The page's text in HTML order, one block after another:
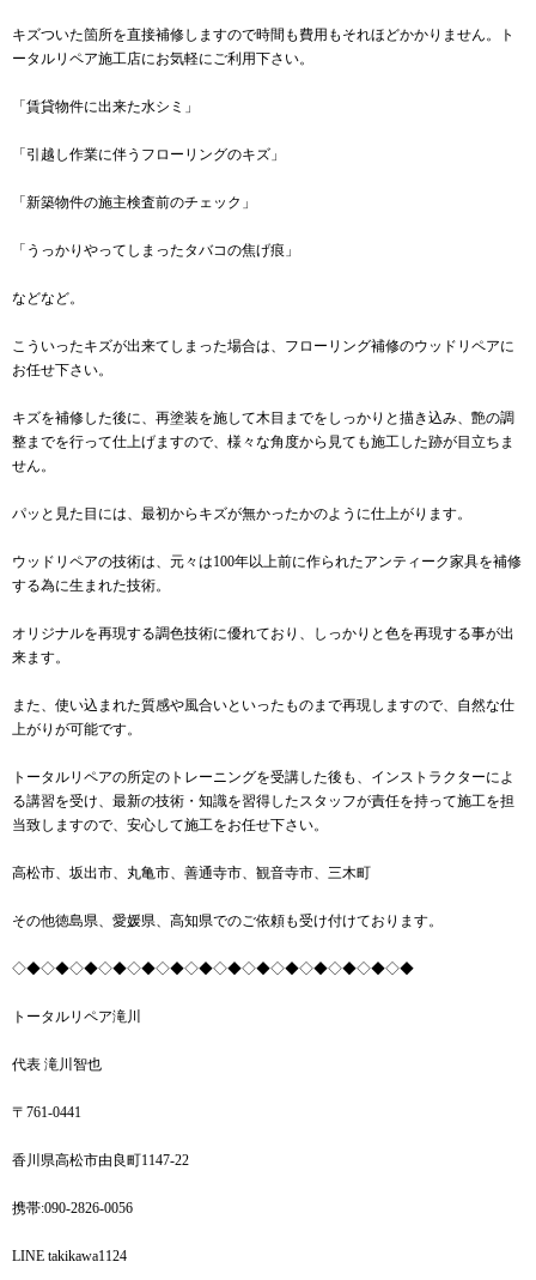
キズついた箇所を直接補修しますので時間も費用もそれほどかかりません。ト
ータルリペア施工店にお気軽にご利用下さい。
「賃貸物件に出来た水シミ」
「引越し作業に伴うフローリングのキズ」
「新築物件の施主検査前のチェック」
「うっかりやってしまったタバコの焦げ痕」
などなど。
こういったキズが出来てしまった場合は、フローリング補修のウッドリペアに
お任せ下さい。
キズを補修した後に、再塗装を施して木目までをしっかりと描き込み、艶の調
整までを行って仕上げますので、様々な角度から見ても施工した跡が目立ちま
せん。
パッと見た目には、最初からキズが無かったかのように仕上がります。
ウッドリペアの技術は、元々は100年以上前に作られたアンティーク家具を補修
する為に生まれた技術。
オリジナルを再現する調色技術に優れており、しっかりと色を再現する事が出
来ます。
また、使い込まれた質感や風合いといったものまで再現しますので、自然な仕
上がりが可能です。
トータルリペアの所定のトレーニングを受講した後も、インストラクターによ
る講習を受け、最新の技術・知識を習得したスタッフが責任を持って施工を担
当致しますので、安心して施工をお任せ下さい。
高松市、坂出市、丸亀市、善通寺市、観音寺市、三木町
その他徳島県、愛媛県、高知県でのご依頼も受け付けております。
◇◆◇◆◇◆◇◆◇◆◇◆◇◆◇◆◇◆◇◆◇◆◇◆◇◆◇◆
トータルリペア滝川
代表 滝川智也
〒761-0441
香川県高松市由良町1147-22
携帯:090-2826-0056
LINE takikawa1124